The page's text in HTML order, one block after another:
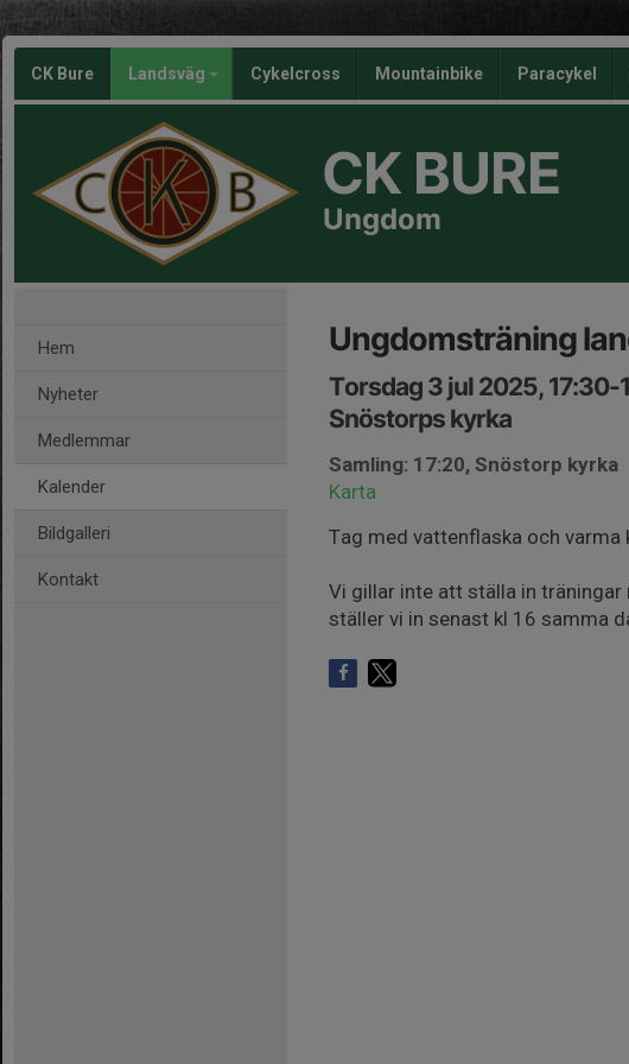
CK Bure Landsväg Cykelcross Mountainbike Paracykel
CK BURE
Ungdom
Hem
Nyheter
Medlemmar
Kalender
Bildgalleri
Kontakt
Ungdomsträning
Torsdag 3 jul 2025, 17:30-
Snöstorps kyrka
Samling: 17:20, Snöstorp kyrka
Karta
Tag med vattenflaska och varma
Vi gillar inte att ställa in
ställer vi in senast kl 16 samma